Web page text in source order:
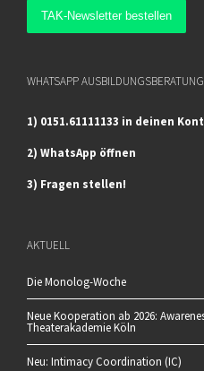
WHATSAPP AUSBILDUNGSBERATUNG
1) 0151.61111133 in deinen
2) WhatsApp öffnen
3) Fragen stellen!
AKTUELL
Die Monolog-Woche
Neue Kooperation ab 2026:
Theaterakademie Köln
Neu: Intimacy Coordination (IC)